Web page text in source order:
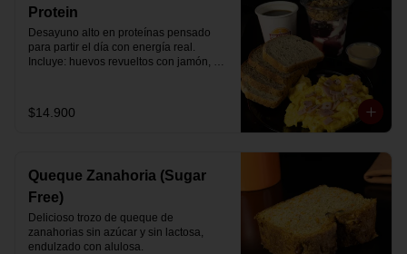
Protein
Desayuno alto en proteínas pensado
para partir el día con energía real.
Incluye: huevos revueltos con jamón,
mermelada de arándanos y granola
receta exclusiva The Breakfast, porción
$14.900
Queque Zanahoria (Sugar
Free)
Delicioso trozo de queque de
zanahorias sin azúcar y sin lactosa,
endulzado con alulosa.